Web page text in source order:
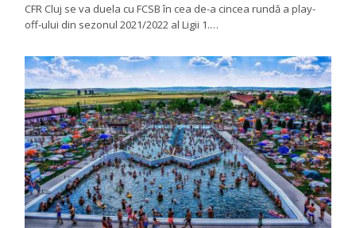
CFR Cluj se va duela cu FCSB în cea de-a cincea rundă a play-
off-ului din sezonul 2021/2022 al Ligii 1.…